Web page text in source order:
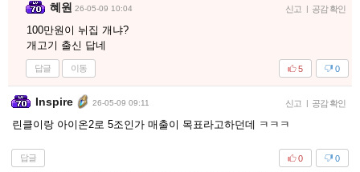
혜원 26-05-09 10:04 신고 | 공감 확인
100만원이 뉘집 개냐?
개고기 출신 답네
답글 이동 0
5
Inspire 26-05-09 09:11 신고 | 공감 확인
린클이랑 아이온2로 5조인가 매출이 목표라고하던데 ㅋㅋㅋ
답글 0
0